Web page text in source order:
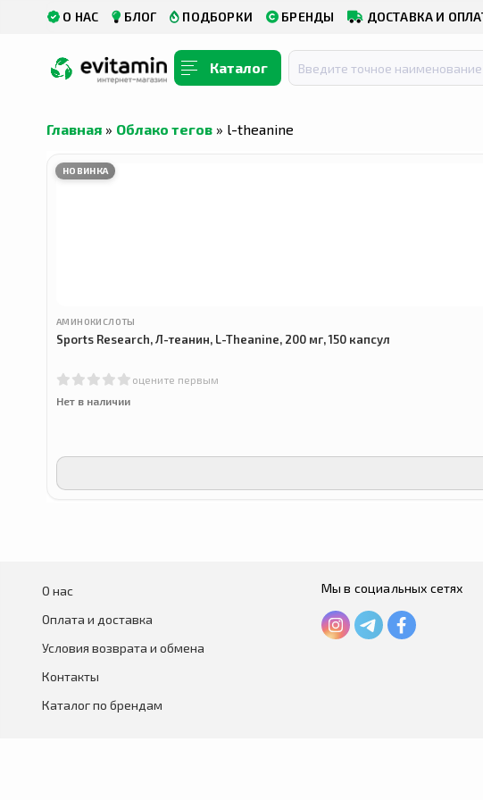
О НАС БЛОГ ПОДБОРКИ БРЕНДЫ ДОСТАВКА И
Каталог
Главная » Облако тегов » l-theanine
НОВИНКА
АМИНОКИСЛОТЫ
Sports Research, Л-теанин, L-Theanine, 200 мг, 150 капсул
оцените первым
Нет в наличии
О нас
Оплата и доставка
Условия возврата и обмена
Контакты
Каталог по брендам
Мы в социальных сетях